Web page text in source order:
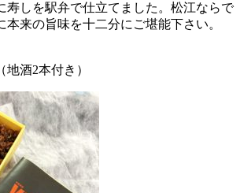
寿しを駅弁で仕立てました。松江ならで
本来の旨味を十二分にご堪能下さい。
酒2本付き）